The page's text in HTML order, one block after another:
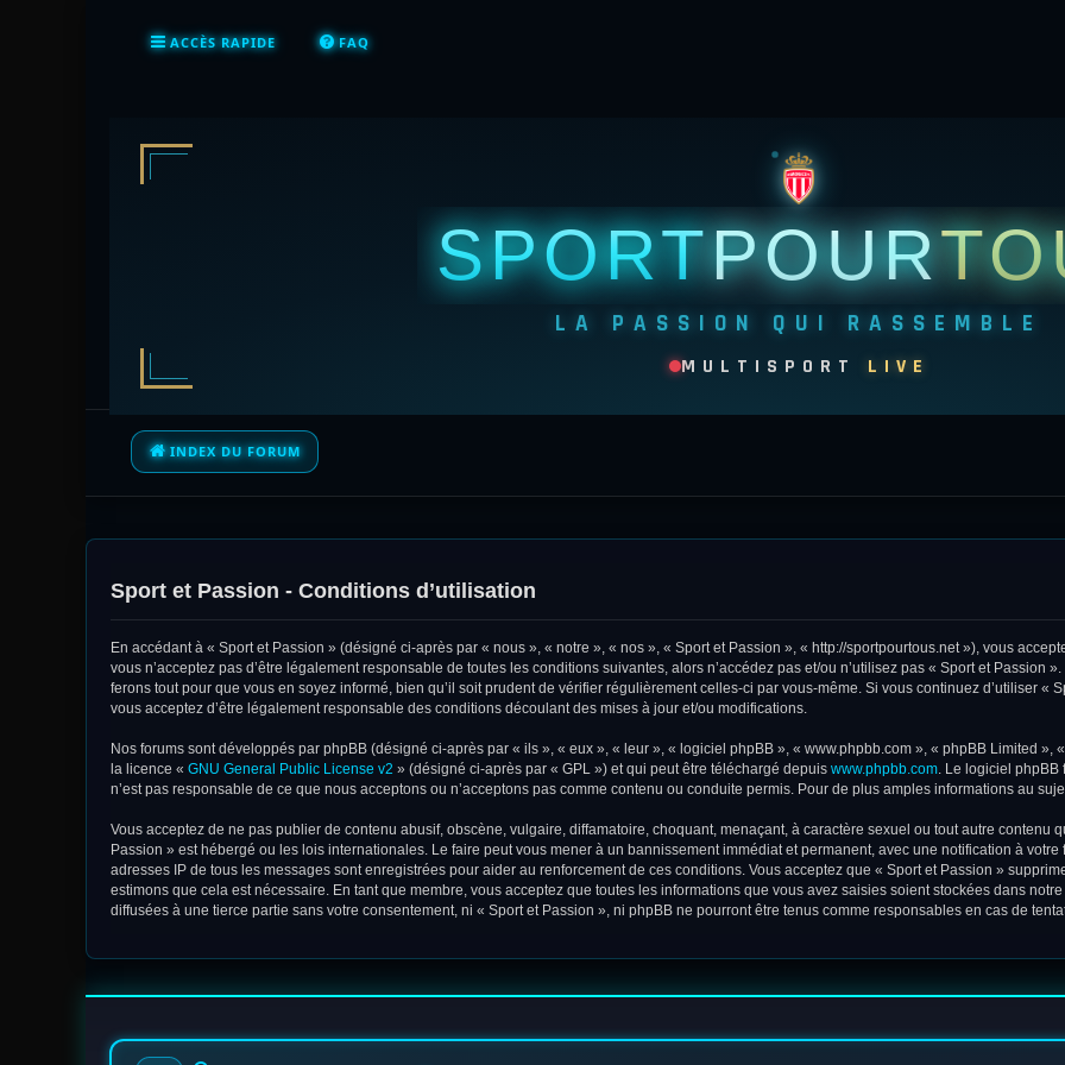
ACCÈS RAPIDE FAQ
SPORTPOUR
LA PASSION QUI RASSEMBLE
MULTISPORT LIVE
INDEX DU FORUM
Sport et Passion - Conditions d’utilisation
En accédant à « Sport et Passion » (désigné ci-après par « nous », « notre », « nos », « Sport et Passion », « http://sportpourtous.net »), vous
vous n’acceptez pas d’être légalement responsable de toutes les conditions suivantes, alors n’accédez pas et/ou n’utilisez pas « Sport et Passion
ferons tout pour que vous en soyez informé, bien qu’il soit prudent de vérifier régulièrement celles-ci par vous-même. Si vous continuez d’utiliser «
vous acceptez d’être légalement responsable des conditions découlant des mises à jour et/ou modifications.
Nos forums sont développés par phpBB (désigné ci-après par « ils », « eux », « leur », « logiciel phpBB », « www.phpbb.com », « phpBB Limited
la licence « GNU General Public License v2 » (désigné ci-après par « GPL ») et qui peut être téléchargé depuis www.phpbb.com. Le logiciel phpBB
n’est pas responsable de ce que nous acceptons ou n’acceptons pas comme contenu ou conduite permis. Pour de plus amples informations au
Vous acceptez de ne pas publier de contenu abusif, obscène, vulgaire, diffamatoire, choquant, menaçant, à caractère sexuel ou tout autre contenu
Passion » est hébergé ou les lois internationales. Le faire peut vous mener à un bannissement immédiat et permanent, avec une notification à
adresses IP de tous les messages sont enregistrées pour aider au renforcement de ces conditions. Vous acceptez que « Sport et Passion »
estimons que cela est nécessaire. En tant que membre, vous acceptez que toutes les informations que vous avez saisies soient stockées dans
diffusées à une tierce partie sans votre consentement, ni « Sport et Passion », ni phpBB ne pourront être tenus comme responsables en cas de